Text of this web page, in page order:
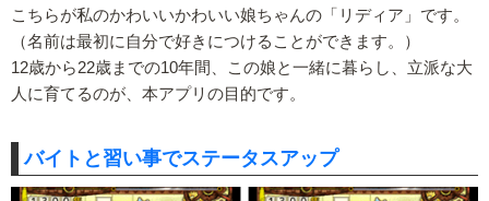
こちらが私のかわいいかわいい娘ちゃんの「リディア」です。
（名前は最初に自分で好きにつけることができます。）
12歳から22歳までの10年間、この娘と一緒に暮らし、立派な大
人に育てるのが、本アプリの目的です。
バイトと習い事でステータスアップ